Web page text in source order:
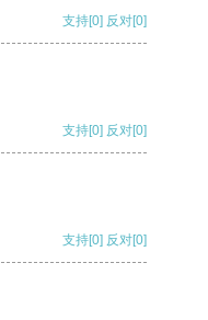
支持[0] 反对[0]
支持[0] 反对[0]
支持[0] 反对[0]